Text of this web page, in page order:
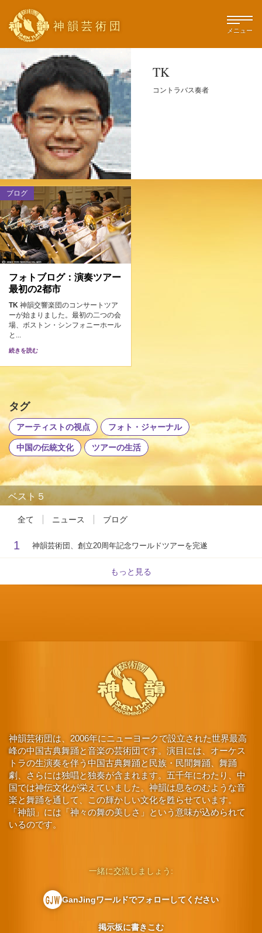
神韻芸術団 メニュー
TK
コントラバス奏者
ブログ
フォトブログ：演奏ツアー
最初の2都市
TK 神韻交響楽団のコンサートツア
ーが始まりました。最初の二つの会
場、ボストン・シンフォニーホール
と...
続きを読む
タグ
アーティストの視点 フォト・ジャーナル
中国の伝統文化 ツアーの生活
ベスト５
全て ニュース ブログ
1 神韻芸術団、創立20周年記念ワールドツアーを完遂
もっと見る
神韻芸術団は、2006年にニューヨークで設立された世界最高
峰の中国古典舞踊と音楽の芸術団です。演目には、オーケス
トラの生演奏を伴う中国古典舞踊と民族・民間舞踊、舞踊
劇、さらには独唱と独奏が含まれます。五千年にわたり、中
国では神伝文化が栄えていました。神韻は息をのむような音
楽と舞踊を通して、この輝かしい文化を甦らせています。
「神韻」には「神々の舞の美しさ」という意味が込められて
いるのです。
一緒に交流しましょう:
GanJingワールドでフォローしてください
掲示板に書きこむ